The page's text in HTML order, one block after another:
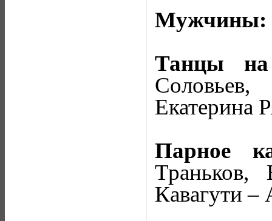
Мужчины:
Танцы
Екатерина
Парное
Кавагути –